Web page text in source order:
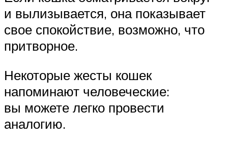
и вылизывается, она показывает
свое спокойствие, возможно, что
притворное.
Некоторые жесты кошек
напоминают человеческие:
вы можете легко провести
аналогию.